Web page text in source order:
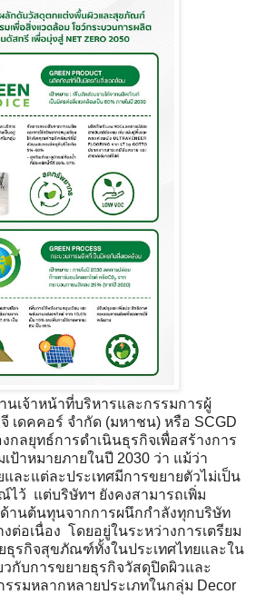
เจ้าหน้าที่บริหารและกรรมการผู้
เดคคอร์ จำกัด (มหาชน) หรือ SCGD
กลยุทธ์การดำเนินธุรกิจเพื่อสร้างการ
เป้าหมายภายในปี 2030 ว่า แม้ว่า
และแต่ละประเทศมีการขยายตัวไม่เป็น
ว้ แต่บริษัทฯ ยังคงสามารถเพิ่ม
านต้นทุนจากการผนึกกำลังทุกบริษัท
ต่อเนื่อง โดยอยู่ในระหว่างการเตรียม
ธุรกิจสุขภัณฑ์ทั้งในประเทศไทยและใน
วกับการขยายธุรกิจวัสดุปิดผิวและ
รมหลากหลายประเภทในกลุ่ม Decor